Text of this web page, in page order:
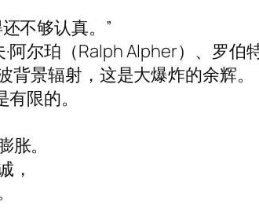
不够认真。”
尔珀（Ralph Alpher）、罗伯
景辐射，这是大爆炸的余辉。
限的。
。
，